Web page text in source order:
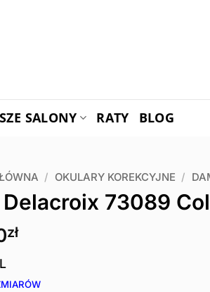
SALONY RATY BLOG
/ OKULARY KOREKCYJNE /
73089
zł